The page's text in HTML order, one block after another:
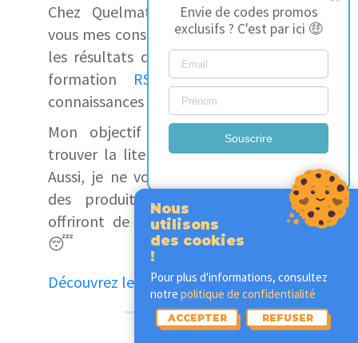
Chez Quelmatelas, je partage avec
vous mes conseils, mes découvertes et
les résultats de nos tests. Grâce à la
formation RSPH, j'ai acquis des
connaissances solides sur le sommeil.
Mon objectif est de vous aider à
trouver la literie qui vous conviendra.
Aussi, je ne vous recommanderai que
des produits de qualité qui vous
offriront de belles nuits de sommeil
😴
Découvrez le reste de l'équipe
Envie de codes promos
exclusifs ? C'est par ici 🤑
Souscrire
Nous
utilisons
des cookies
!
Pour plus d'informations, consultez
notre politique de confidentialité
ACCEPTER REFUSER